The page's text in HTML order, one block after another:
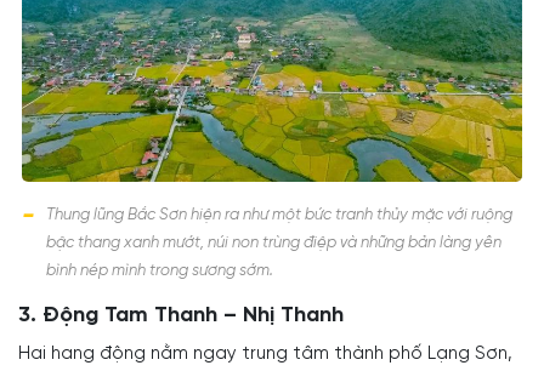
Thung lũng Bắc Sơn hiện ra như một bức tranh thủy mặc với ruộng
bậc thang xanh mướt, núi non trùng điệp và những bản làng yên
bình nép mình trong sương sớm.
3. Động Tam Thanh – Nhị Thanh
Hai hang động nằm ngay trung tâm thành phố Lạng Sơn,